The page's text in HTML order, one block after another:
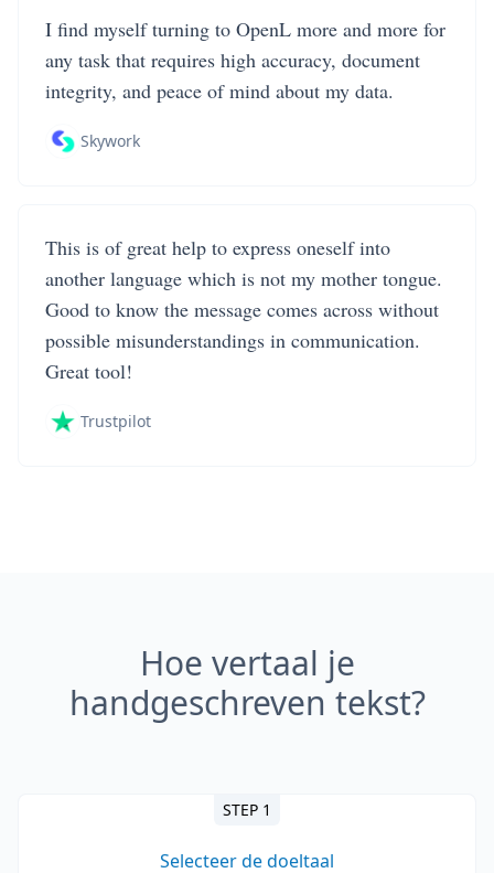
I find myself turning to OpenL more and more for
any task that requires high accuracy, document
integrity, and peace of mind about my data.
Skywork
This is of great help to express oneself into
another language which is not my mother tongue.
Good to know the message comes across without
possible misunderstandings in communication.
Great tool!
Trustpilot
Hoe vertaal je
handgeschreven tekst?
STEP 1
Selecteer de doeltaal